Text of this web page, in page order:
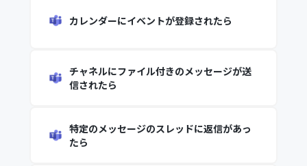
カレンダーにイベントが登録されたら
チャネルにファイル付きのメッセージが送
信されたら
特定のメッセージのスレッドに返信があっ
たら